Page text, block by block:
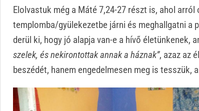
Elolvastuk még a Máté 7,24-27 részt is, ahol
templomba/gyülekezetbe járni és meghallgatni a
derül ki, hogy jó alapja van-e a hívő életünkenek,
szelek, és nekirontottak annak a háznak”, azaz az
beszédét, hanem engedelmesen meg is tesszük,